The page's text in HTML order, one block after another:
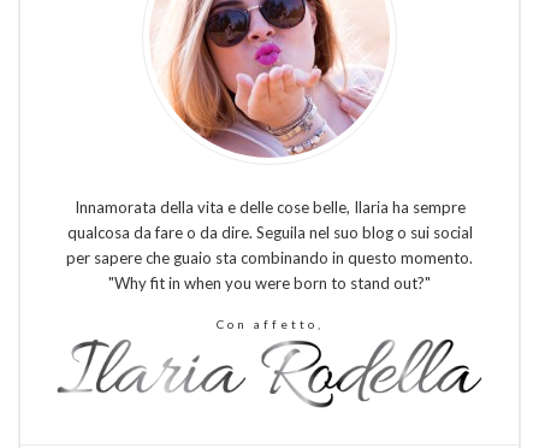
Innamorata della vita e delle cose belle, Ilaria ha sempre
qualcosa da fare o da dire. Seguila nel suo blog o sui social
per sapere che guaio sta combinando in questo momento.
"Why fit in when you were born to stand out?"
Con affetto,